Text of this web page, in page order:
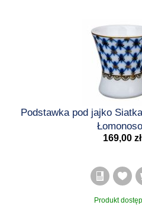
Podstawka pod jajko
169,00 zł
Produkt